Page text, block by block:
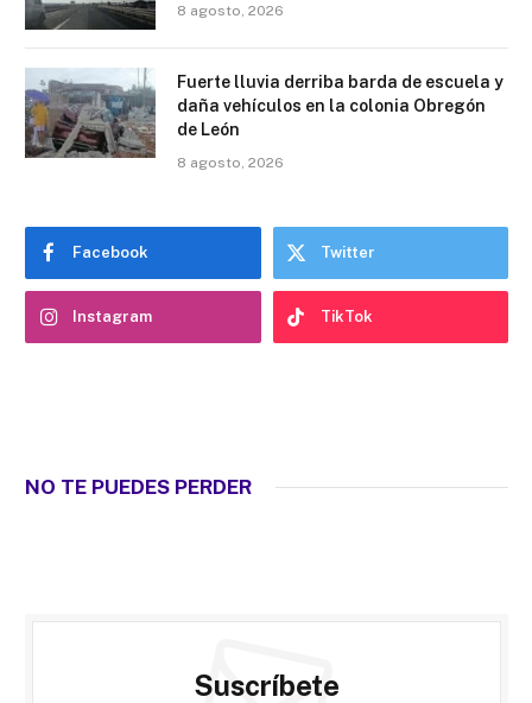
8 agosto, 2026
Fuerte lluvia derriba barda de escuela y
daña vehículos en la colonia Obregón
de León
8 agosto, 2026
Facebook Twitter
Instagram TikTok
NO TE PUEDES PERDER
Suscríbete